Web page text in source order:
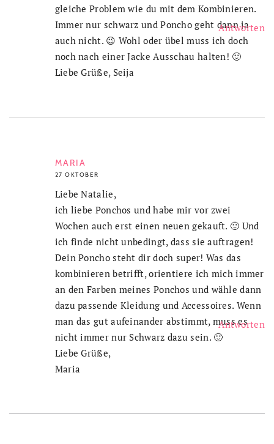
gleiche Problem wie du mit dem Kombinieren.
Immer nur schwarz und Poncho geht dann ja
auch nicht. 😉 Wohl oder übel muss ich doch
noch nach einer Jacke Ausschau halten! 🙂
Liebe Grüße, Seija
MARIA
27 OKTOBER
Antworten
Liebe Natalie,
ich liebe Ponchos und habe mir vor zwei
Wochen auch erst einen neuen gekauft. 🙂 Und
ich finde nicht unbedingt, dass sie auftragen!
Dein Poncho steht dir doch super! Was das
kombinieren betrifft, orientiere ich mich immer
an den Farben meines Ponchos und wähle dann
dazu passende Kleidung und Accessoires. Wenn
man das gut aufeinander abstimmt, muss es
nicht immer nur Schwarz dazu sein. 🙂
Liebe Grüße,
Maria
Antworten